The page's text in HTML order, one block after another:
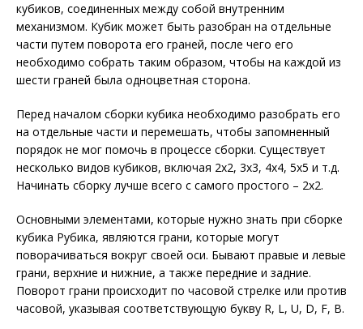
кубиков, соединенных между собой внутренним
механизмом. Кубик может быть разобран на отдельные
части путем поворота его граней, после чего его
необходимо собрать таким образом, чтобы на каждой из
шести граней была одноцветная сторона.
Перед началом сборки кубика необходимо разобрать его
на отдельные части и перемешать, чтобы запомненный
порядок не мог помочь в процессе сборки. Существует
несколько видов кубиков, включая 2х2, 3х3, 4х4, 5х5 и т.д.
Начинать сборку лучше всего с самого простого – 2х2.
Основными элементами, которые нужно знать при сборке
кубика Рубика, являются грани, которые могут
поворачиваться вокруг своей оси. Бывают правые и левые
грани, верхние и нижние, а также передние и задние.
Поворот грани происходит по часовой стрелке или против
часовой, указывая соответствующую букву R, L, U, D, F, B.